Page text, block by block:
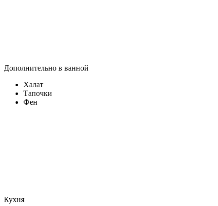
Дополнительно в ванной
Халат
Тапочки
Фен
Кухня